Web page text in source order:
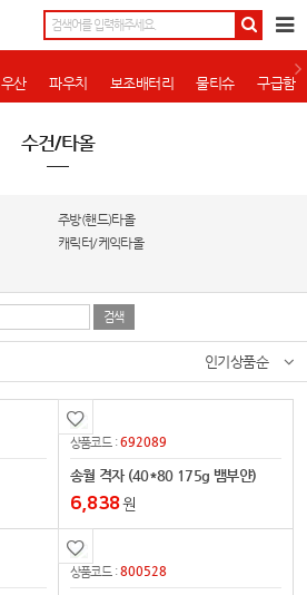
우산 파우치 보조배터리 물티슈 구급함
수건/타올
주방(핸드)타올
캐릭터/케익타올
인기상품순
상품코드 :692089
송월 격자 (40*80 175g 뱀부얀)
6,838원
상품코드 :800528